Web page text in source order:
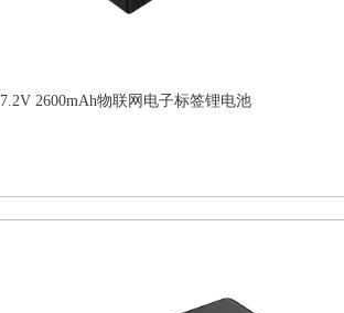
7.2V 2600mAh物联网电子标签锂电池